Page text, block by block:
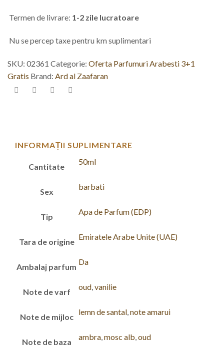
Termen de livrare: 1-2 zile lucratoare
Nu se percep taxe pentru km suplimentari
SKU: 02361 Categorie: Oferta Parfumuri Arabesti 3+1
Gratis Brand: Ard al Zaafaran
INFORMAȚII SUPLIMENTARE
Cantitate
50ml
Sex
barbati
Tip
Apa de Parfum (EDP)
Tara de origine
Emiratele Arabe Unite (UAE)
Ambalaj parfum
Da
Note de varf
oud vanilie
Note de mijloc
lemn de santal note amarui
Note de baza
ambra mosc alb oud